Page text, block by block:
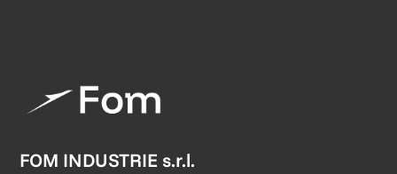
FOM INDUSTRIE s.r.l.